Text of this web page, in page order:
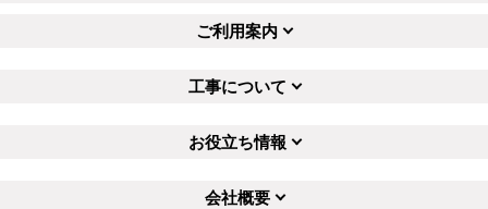
ご利用案内
工事について
お役立ち情報
会社概要